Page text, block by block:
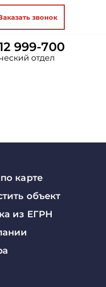
звонок
999-700
отдел
карте
объект
из ЕГРН